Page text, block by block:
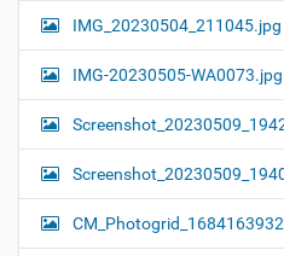
IMG_20230504_211045.jpg
IMG-20230505-WA0073.jpg